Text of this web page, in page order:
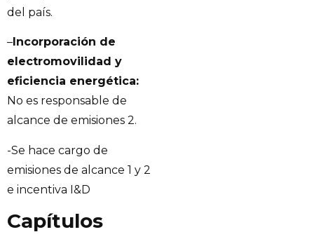
del país.
–Incorporación de
electromovilidad y
eficiencia energética:
No es responsable de
alcance de emisiones 2.
-Se hace cargo de
emisiones de alcance 1 y 2
e incentiva I&D
Capítulos